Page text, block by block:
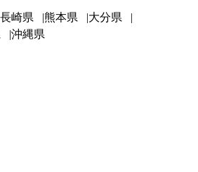
長崎県 熊本県
大分県
沖縄県